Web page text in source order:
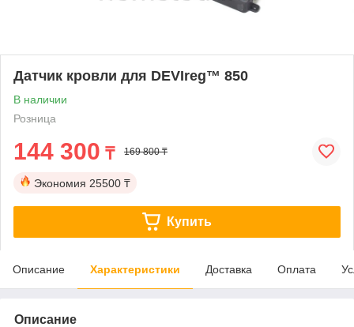
Датчик кровли для DEVIreg™ 850
В наличии
Розница
144 300 ₸ 169 800 ₸
Экономия 25500 ₸
Купить
Описание Характеристики Доставка Оплата
Описание